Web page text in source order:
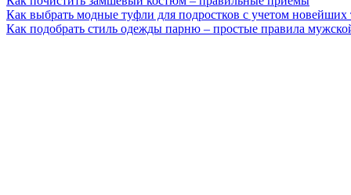
Как выбрать модные туфли для подростков с учетом новейших
Как подобрать стиль одежды парню – простые правила